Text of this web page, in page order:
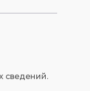
сведений.